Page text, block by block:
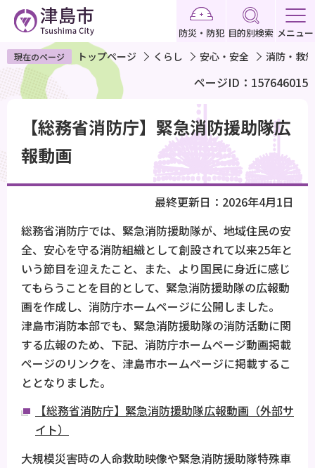
ペ
ー
ジ
で
す
防災・防犯 目的別検索 メニュー
現在のページ トップページ くらし 安心・安全 消防・救急
ページID：157646015
か
【総務省消防庁】緊急消防援助隊広
報動画
最終更新日：2026年4月1日
総務省消防庁では、緊急消防援助隊が、地域住民の安
全、安心を守る消防組織として創設されて以来25年と
いう節目を迎えたこと、また、より国民に身近に感じ
てもらうことを目的として、緊急消防援助隊の広報動
画を作成し、消防庁ホームページに公開しました。
津島市消防本部でも、緊急消防援助隊の消防活動に関
する広報のため、下記、消防庁ホームページ動画掲載
ページのリンクを、津島市ホームページに掲載するこ
ととなりました。
【総務省消防庁】緊急消防援助隊広報動画（外部サ
イト）
大規模災害時の人命救助映像や緊急消防援助隊特殊車